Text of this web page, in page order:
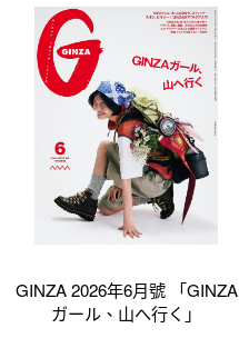
GINZA 2026年6月號 「GINZA
ガール、山へ行く」